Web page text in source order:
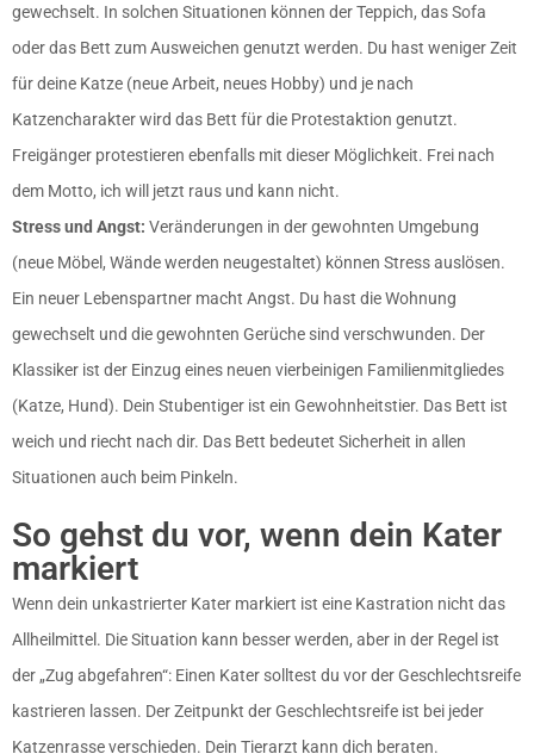
gewechselt. In solchen Situationen können der Teppich, das Sofa
oder das Bett zum Ausweichen genutzt werden. Du hast weniger Zeit
für deine Katze (neue Arbeit, neues Hobby) und je nach
Katzencharakter wird das Bett für die Protestaktion genutzt.
Freigänger protestieren ebenfalls mit dieser Möglichkeit. Frei nach
dem Motto, ich will jetzt raus und kann nicht.
Stress und Angst: Veränderungen in der gewohnten Umgebung
(neue Möbel, Wände werden neugestaltet) können Stress auslösen.
Ein neuer Lebenspartner macht Angst. Du hast die Wohnung
gewechselt und die gewohnten Gerüche sind verschwunden. Der
Klassiker ist der Einzug eines neuen vierbeinigen Familienmitgliedes
(Katze, Hund). Dein Stubentiger ist ein Gewohnheitstier. Das Bett ist
weich und riecht nach dir. Das Bett bedeutet Sicherheit in allen
Situationen auch beim Pinkeln.
So gehst du vor, wenn dein Kater
markiert
Wenn dein unkastrierter Kater markiert ist eine Kastration nicht das
Allheilmittel. Die Situation kann besser werden, aber in der Regel ist
der „Zug abgefahren“: Einen Kater solltest du vor der Geschlechtsreife
kastrieren lassen. Der Zeitpunkt der Geschlechtsreife ist bei jeder
Katzenrasse verschieden. Dein Tierarzt kann dich beraten.